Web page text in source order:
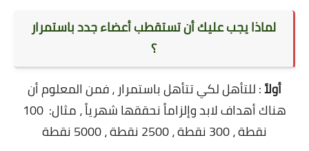
لماذا يجب عليك أن تستقطب أعضاء جدد باستمرار
؟
أولاً: للتأهل لكي تتأهل باستمرار ، فمن المعلوم أن
هناك أهداف لابد وإلزاماً نحققها شهرياً ، مثال: 100
نقطة ، 300 نقطة ، 2500 نقطة ، 5000 نقطة